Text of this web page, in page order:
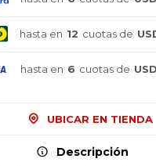
hasta en 12 cuotas de
hasta en 6 cuotas de
UBICAR EN TIENDA
Descripción
Comprá ahora y
Después, hasta en
comprar!
* sujeto aprobación crediticia.
si estás calificado para
Pago Después:
calificado para comprar
Comprá ahora y
Después, hasta en
comprar!
* sujeto aprobación crediticia.
si estás calificado para
Pago Después:
calificado para comprar
Comprá ahora y
Después, hasta en
comprar!
* sujeto aprobación crediticia.
si estás calificado para
Pago Después:
calificado para comprar